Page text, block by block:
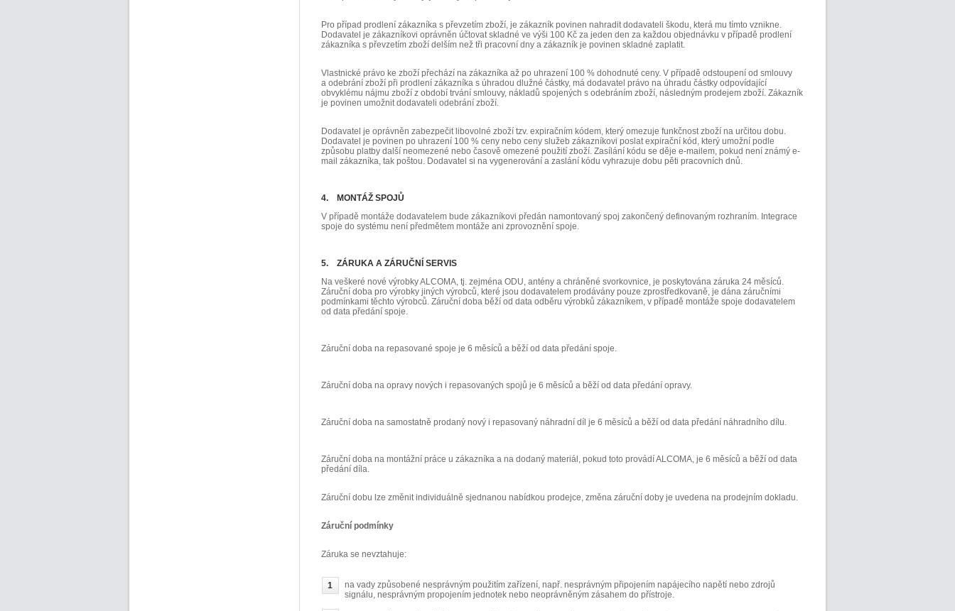
Pro případ prodlení zákazníka s převzetím zboží, je zákazník povinen nahradit dodavateli škodu, která mu tímto vznikne.
Dodavatel je zákazníkovi oprávněn účtovat skladné ve výši 100 Kč za jeden den za každou objednávku v případě prodlení
zákazníka s převzetím zboží delším než tři pracovní dny a zákazník je povinen skladné zaplatit.
Vlastnické právo ke zboží přechází na zákazníka až po uhrazení 100 % dohodnuté ceny. V případě odstoupení od smlouvy
a odebrání zboží při prodlení zákazníka s úhradou dlužné částky, má dodavatel právo na úhradu částky odpovídající
obvyklému nájmu zboží z období trvání smlouvy, nákladů spojených s odebráním zboží, následným prodejem zboží. Zákazník
je povinen umožnit dodavateli odebrání zboží.
Dodavatel je oprávněn zabezpečit libovolné zboží tzv. expiračním kódem, který omezuje funkčnost zboží na určitou dobu.
Dodavatel je povinen po uhrazení 100 % ceny nebo ceny služeb zákazníkovi poslat expirační kód, který umožní podle
způsobu platby další neomezené nebo časově omezené použití zboží. Zasílání kódu se děje e-mailem, pokud není známý e-
mail zákazníka, tak poštou. Dodavatel si na vygenerování a zaslání kódu vyhrazuje dobu pěti pracovních dnů.
4. MONTÁŽ SPOJŮ
V případě montáže dodavatelem bude zákazníkovi předán namontovaný spoj zakončený definovaným rozhraním. Integrace
spoje do systému není předmětem montáže ani zprovoznění spoje.
5. ZÁRUKA A ZÁRUČNÍ SERVIS
Na veškeré nové výrobky ALCOMA, tj. zejména ODU, antény a chráněné svorkovnice, je poskytována záruka 24 měsíců.
Záruční doba pro výrobky jiných výrobců, které jsou dodavatelem prodávány pouze zprostředkovaně, je dána záručními
podmínkami těchto výrobců. Záruční doba běží od data odběru výrobků zákazníkem, v případě montáže spoje dodavatelem
od data předání spoje.
Záruční doba na repasované spoje je 6 měsíců a běží od data předání spoje.
Záruční doba na opravy nových i repasovaných spojů je 6 měsíců a běží od data předání opravy.
Záruční doba na samostatně prodaný nový i repasovaný náhradní díl je 6 měsíců a běží od data předání náhradního dílu.
Záruční doba na montážní práce u zákazníka a na dodaný materiál, pokud toto provádí ALCOMA, je 6 měsíců a běží od data
předání díla.
Záruční dobu lze změnit individuálně sjednanou nabídkou prodejce, změna záruční doby je uvedena na prodejním dokladu.
Záruční podmínky
Záruka se nevztahuje:
na vady způsobené nesprávným použitím zařízení, např. nesprávným připojením napájecího napětí nebo zdrojů
signálu, nesprávným propojením jednotek nebo neoprávněným zásahem do přístroje.